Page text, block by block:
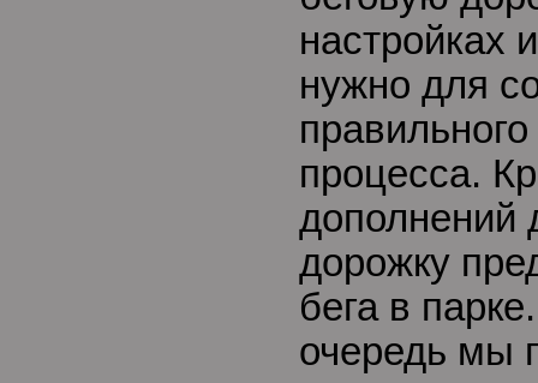
настройках
нужно для
процесса.
дополнений
дорожку
бега в
очередь мы